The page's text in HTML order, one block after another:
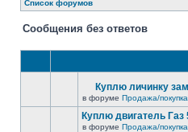
Список форумов
Сообщения без ответов
Куплю личинку
в форуме Продажа/
Куплю двигатель Газ
в форуме Продажа/